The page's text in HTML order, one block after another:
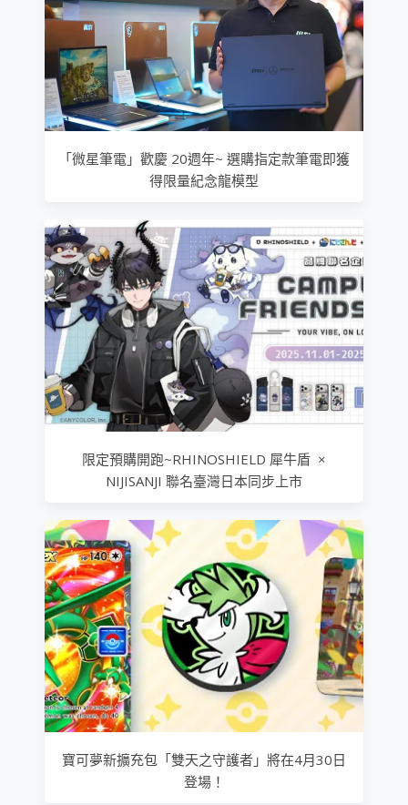
「微星筆電」歡慶 20週年~ 選購指定款筆電即獲
得限量紀念龍模型
限定預購開跑~RHINOSHIELD 犀牛盾 ×
NIJISANJI 聯名臺灣日本同步上市
寶可夢新擴充包「雙天之守護者」將在4月30日
登場！